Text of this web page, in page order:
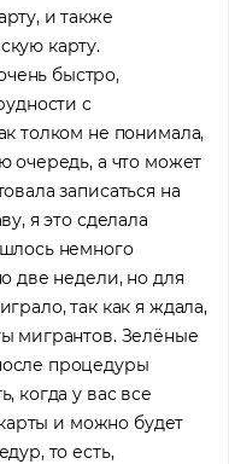
и также
карту.
быстро,
с
толком не понимала,
очередь, а что может
записаться на
я это сделала
немного
две недели, но для
так как я ждала,
мигрантов. Зелёные
процедуры
когда у вас все
и можно будет
то есть,